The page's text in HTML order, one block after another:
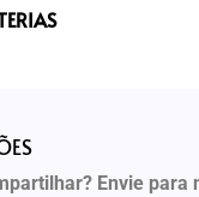
Envie para